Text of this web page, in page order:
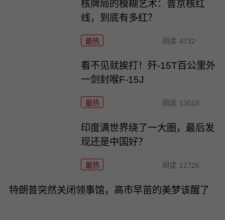
核牌局的模糊艺术：普京核红
线，到底有多红？
最热 阅读 4732
看不见就挨打！歼-15T百公里外
一剑封喉F-15J
最热 阅读 13018
印度满世界绕了一大圈，最后发
现还是中国好？
最热 阅读 12726
特朗普突然关闭领事馆，高市早苗的美梦该醒了